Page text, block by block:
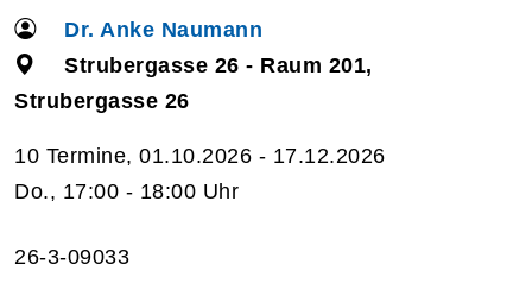
Dr. Anke Naumann
Strubergasse 26 - Raum 201,
Strubergasse 26
10 Termine, 01.10.2026 - 17.12.2026
Do., 17:00 - 18:00 Uhr
26-3-09033